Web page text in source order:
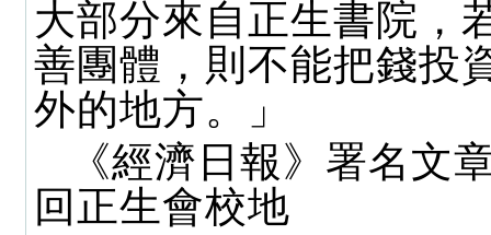
大部分來自正生書院，
善團體，則不能把錢投
外的地方。」
《經濟日報》署名文
回正生會校地